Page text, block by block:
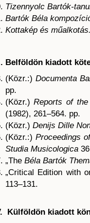
Tizennyolc Bartók-
Bartók Béla
Kottakép és
Belföldön kiadott
(Közr.:)Documenta
pp.
(Közr.)Reports of the
(1982), 261–564. pp.
(Közr.) Denijs Dille
(Közr.:) Proceedings
Studia Musicologica36
„The Béla Bartók
„Critical Edition with
113–131.
Külföldön kiadott